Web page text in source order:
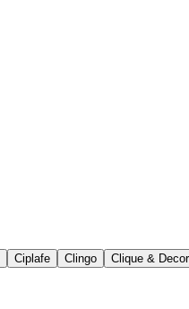
Ciplafe Clingo Clique &